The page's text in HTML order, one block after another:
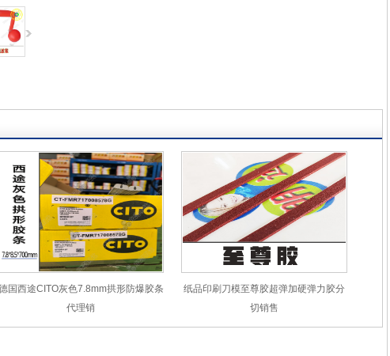
国西途CITO灰色7.8mm拱形防爆胶条
代理销
纸品印刷刀模至尊胶超弹加硬弹力胶分
切销售